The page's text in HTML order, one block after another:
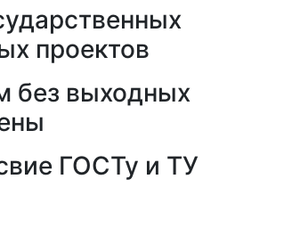
проектов
без выходных
ГОСТу и ТУ